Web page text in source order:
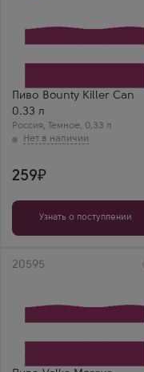
Пиво Bounty Killer Can
0.33 л
Россия, Темное, 0,33 л
259
Узнать о поступлении
Артикул
20595